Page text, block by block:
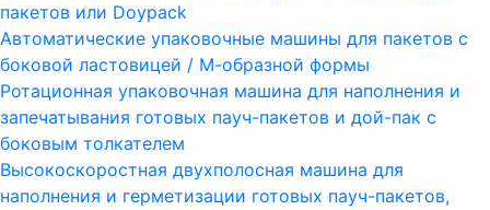
пакетов или Doypack
Автоматические упаковочные машины для пакетов с
боковой ластовицей / М-образной формы
Ротационная упаковочная машина для наполнения и
запечатывания готовых пауч-пакетов и дой-пак с
боковым толкателем
Высокоскоростная двухполосная машина для
наполнения и герметизации готовых пауч-пакетов,